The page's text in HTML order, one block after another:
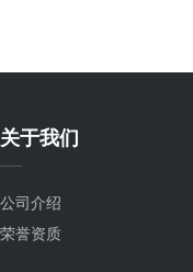
关于我们
公司介绍
荣誉资质